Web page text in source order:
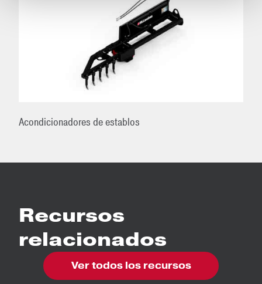
Acondicionadores de establos
Recursos
relacionados
Ver todos los recursos